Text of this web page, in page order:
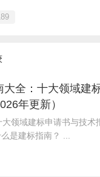
大全：十大领域建
年更新）
领域建标申请书与技术
是建标指南？ ...